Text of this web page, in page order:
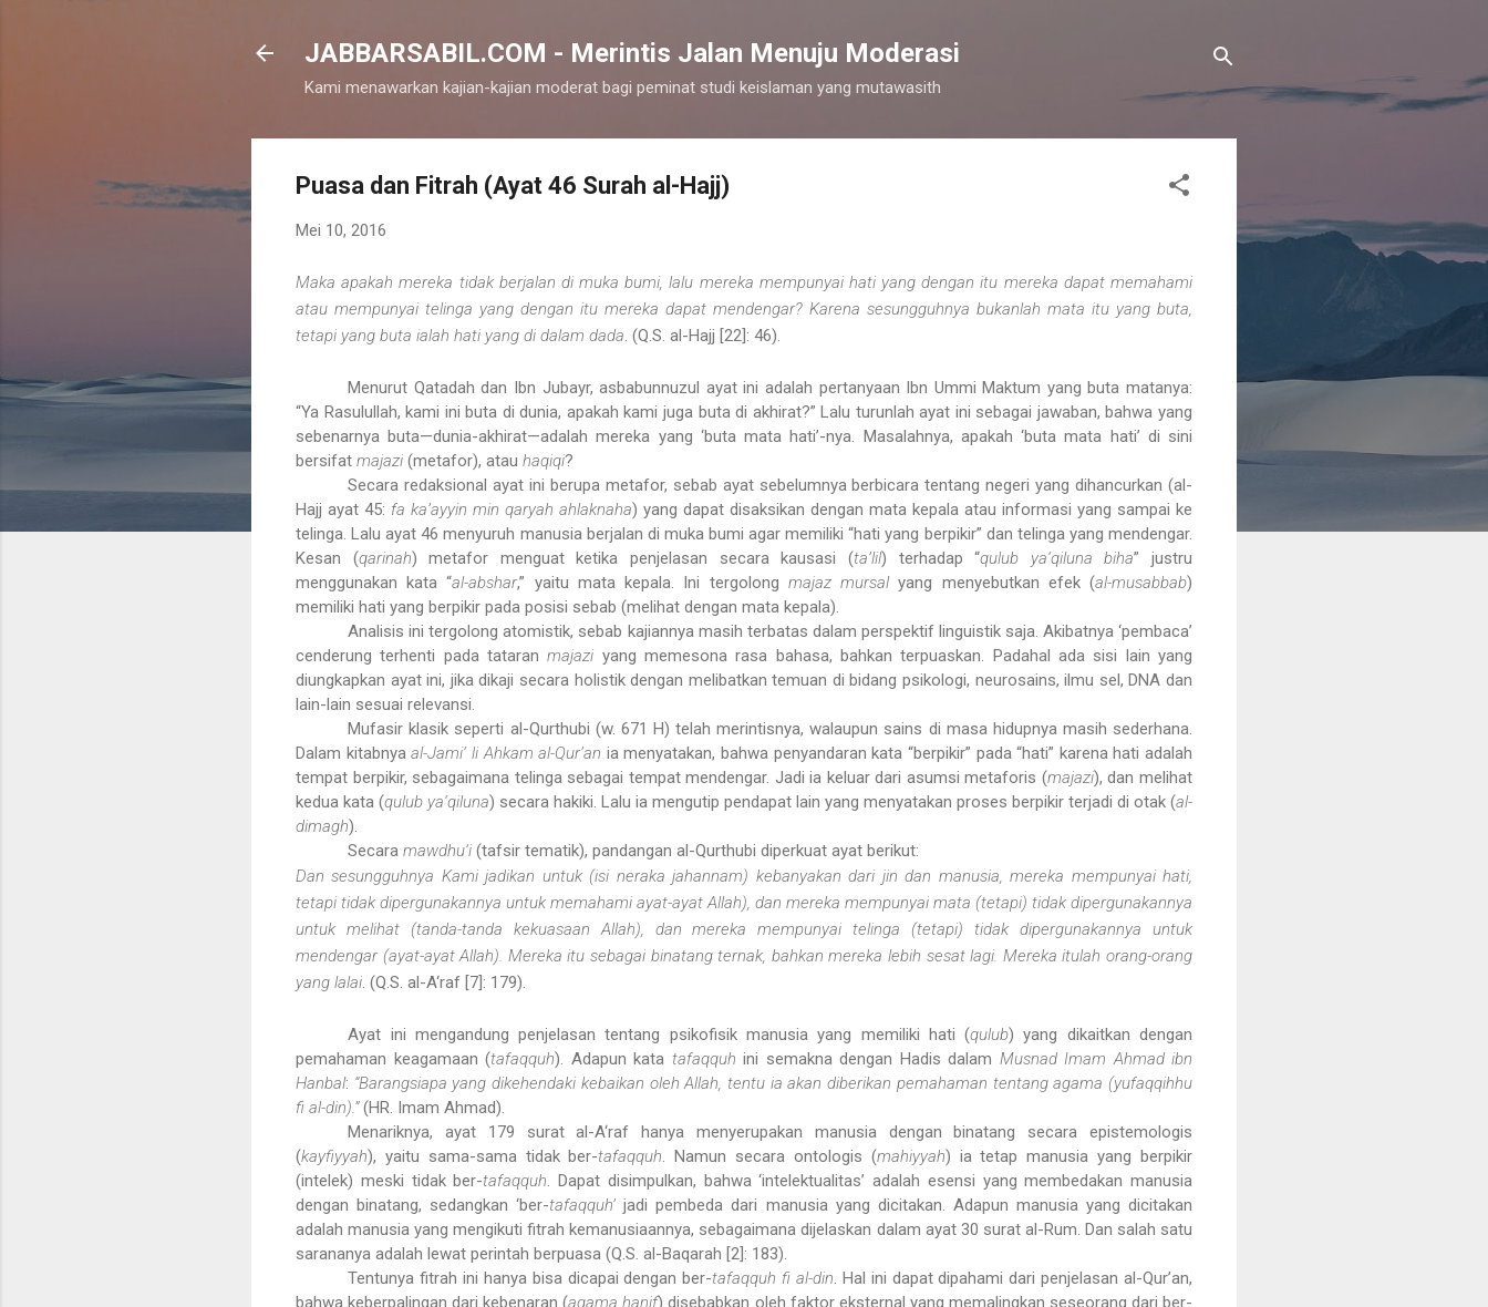
JABBARSABIL.COM - Merintis Jalan Menuju Moderasi
Kami menawarkan kajian-kajian moderat bagi peminat studi keislaman yang mutawasith
Puasa dan Fitrah (Ayat 46 Surah al-Hajj)
Mei 10, 2016
Maka apakah mereka tidak berjalan di muka bumi, lalu mereka mempunyai hati yang dengan itu mereka dapat memahami
atau mempunyai telinga yang dengan itu mereka dapat mendengar? Karena sesungguhnya bukanlah mata itu yang buta,
tetapi yang buta ialah hati yang di dalam dada . (Q.S. al-Hajj [22]: 46).
Menurut Qatadah dan Ibn Jubayr, asbabunnuzul ayat ini adalah pertanyaan Ibn Ummi Maktum yang buta matanya:
“Ya Rasulullah, kami ini buta di dunia, apakah kami juga buta di akhirat?” Lalu turunlah ayat ini sebagai jawaban, bahwa yang
sebenarnya buta—dunia-akhirat—adalah mereka yang ‘buta mata hati’-nya. Masalahnya, apakah ‘buta mata hati’ di sini
bersifat majazi (metafor), atau haqiqi?
Secara redaksional ayat ini berupa metafor, sebab ayat sebelumnya berbicara tentang negeri yang dihancurkan (al-
Hajj ayat 45: fa ka’ayyin min qaryah ahlaknaha) yang dapat disaksikan dengan mata kepala atau informasi yang sampai ke
telinga. Lalu ayat 46 menyuruh manusia berjalan di muka bumi agar memiliki “hati yang berpikir” dan telinga yang mendengar.
Kesan (qarinah) metafor menguat ketika penjelasan secara kausasi (ta’lil) terhadap “qulub ya‘qiluna biha” justru
menggunakan kata “al-abshar,” yaitu mata kepala. Ini tergolong majaz mursalyang menyebutkan efek (al-musabbab)
memiliki hati yang berpikir pada posisi sebab (melihat dengan mata kepala).
Analisis ini tergolong atomistik, sebab kajiannya masih terbatas dalam perspektif linguistik saja. Akibatnya ‘pembaca’
cenderung terhenti pada tataranmajazi yang memesona rasa bahasa, bahkan terpuaskan. Padahal ada sisi lain yang
diungkapkan ayat ini, jika dikaji secara holistik dengan melibatkan temuan di bidang psikologi, neurosains, ilmu sel, DNA dan
lain-lain sesuai relevansi.
Mufasir klasik seperti al-Qurthubi (w. 671 H) telah merintisnya, walaupun sains di masa hidupnya masih sederhana.
Dalam kitabnyaal-Jami‘ li Ahkam al-Qur’an ia menyatakan, bahwa penyandaran kata “berpikir” pada “hati” karena hati adalah
tempat berpikir, sebagaimana telinga sebagai tempat mendengar. Jadi ia keluar dari asumsi metaforis (majazi), dan melihat
kedua kata (qulub ya‘qiluna) secara hakiki. Lalu ia mengutip pendapat lain yang menyatakan proses berpikir terjadi di otak (al-
dimagh).
Secaramawdhu‘i (tafsir tematik), pandangan al-Qurthubi diperkuat ayat berikut:
Dan sesungguhnya Kami jadikan untuk (isi neraka jahannam) kebanyakan dari jin dan manusia, mereka mempunyai hati,
tetapi tidak dipergunakannya untuk memahami ayat-ayat Allah), dan mereka mempunyai mata (tetapi) tidak dipergunakannya
untuk melihat (tanda-tanda kekuasaan Allah), dan mereka mempunyai telinga (tetapi) tidak dipergunakannya untuk
mendengar (ayat-ayat Allah). Mereka itu sebagai binatang ternak, bahkan mereka lebih sesat lagi. Mereka itulah orang-orang
yang lalai . (Q.S. al-A‘raf [7]: 179).
Ayat ini mengandung penjelasan tentang psikofisik manusia yang memiliki hati (qulub) yang dikaitkan dengan
pemahaman keagamaan (tafaqquh). Adapun kata tafaqquh ini semakna dengan Hadis dalam Musnad Imam Ahmad ibn
Hanbal: “Barangsiapa yang dikehendaki kebaikan oleh Allah, tentu ia akan diberikan pemahaman tentang agama (yufaqqihhu
fi al-din).”(HR. Imam Ahmad).
Menariknya, ayat 179 surat al-A‘raf hanya menyerupakan manusia dengan binatang secara epistemologis
(kayfiyyah), yaitu sama-sama tidak ber-tafaqquh . Namun secara ontologis (mahiyyah) ia tetap manusia yang berpikir
(intelek) meski tidak ber-tafaqquh . Dapat disimpulkan, bahwa ‘intelektualitas’ adalah esensi yang membedakan manusia
dengan binatang, sedangkan ‘ber-tafaqquh’ jadi pembeda dari manusia yang dicitakan. Adapun manusia yang dicitakan
adalah manusia yang mengikuti fitrah kemanusiaannya, sebagaimana dijelaskan dalam ayat 30 surat al-Rum. Dan salah satu
sarananya adalah lewat perintah berpuasa (Q.S. al-Baqarah [2]: 183).
Tentunya fitrah ini hanya bisa dicapai dengan ber-tafaqquh fi al-din . Hal ini dapat dipahami dari penjelasan al-Qur’an,
bahwa keberpalingan dari kebenaran (agama hanif) disebabkan oleh faktor eksternal yang memalingkan seseorang dari ber-